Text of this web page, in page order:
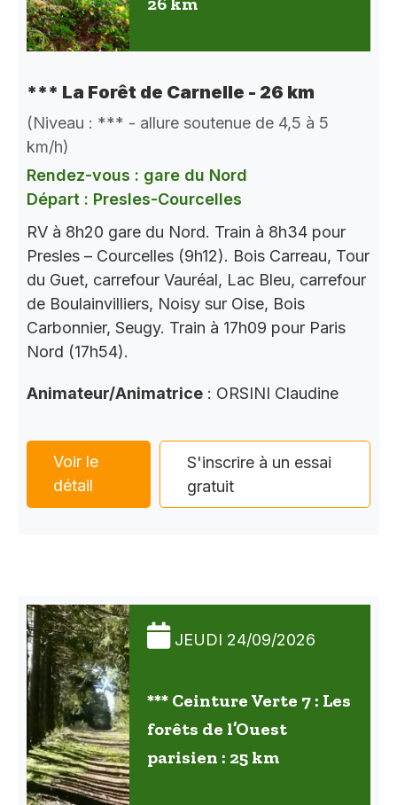
*** La Forêt de Carnelle - 26 km
(Niveau : *** - allure soutenue de 4,5 à 5
km/h)
Rendez-vous : gare du Nord
Départ : Presles-Courcelles
RV à 8h20 gare du Nord. Train à 8h34 pour
Presles – Courcelles (9h12). Bois Carreau, Tour
du Guet, carrefour Vauréal, Lac Bleu, carrefour
de Boulainvilliers, Noisy sur Oise, Bois
Carbonnier, Seugy. Train à 17h09 pour Paris
Nord (17h54).
Animateur/Animatrice : ORSINI Claudine
Voir le
détail
S'inscrire à un essai
gratuit
JEUDI 24/09/2026
*** Ceinture Verte 7 : Les
forêts de l’Ouest
parisien : 25 km